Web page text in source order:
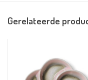
Afmeting: 31,5x13,5x2cm
Gerelateerde